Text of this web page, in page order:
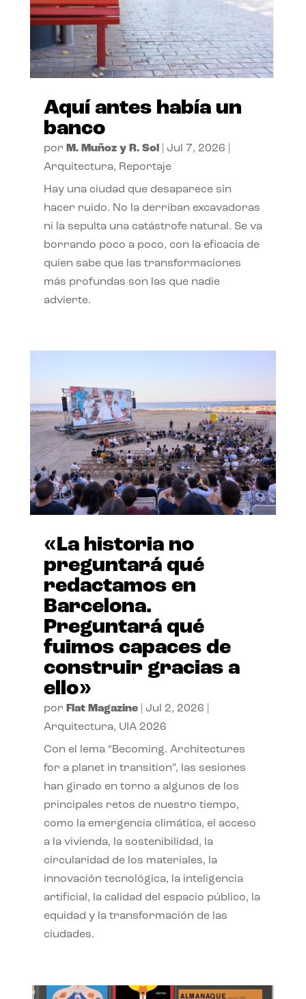
Aquí antes había un
banco
por M. Muñoz y R. Sol Jul 7, 2026
Arquitectura, Reportaje
Hay una ciudad que desaparece sin
hacer ruido. No la derriban excavadoras
ni la sepulta una catástrofe natural. Se va
borrando poco a poco, con la eficacia de
quien sabe que las transformaciones
más profundas son las que nadie
advierte.
«La historia no
preguntará qué
redactamos en
Barcelona.
Preguntará qué
fuimos capaces de
construir gracias a
ello»
por Flat Magazine| Jul 2, 2026
Arquitectura, UIA 2026
Con el lema “Becoming. Architectures
for a planet in transition”, las sesiones
han girado en torno a algunos de los
principales retos de nuestro tiempo,
como la emergencia climática, el acceso
a la vivienda, la sostenibilidad, la
circularidad de los materiales, la
innovación tecnológica, la inteligencia
artificial, la calidad del espacio público, la
equidad y la transformación de las
ciudades.